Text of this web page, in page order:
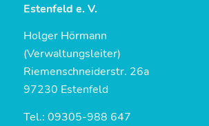
Estenfeld e. V.
Holger Hörmann
(Verwaltungsleiter)
Riemenschneiderstr. 26a
97230 Estenfeld
Tel.: 09305-988 647